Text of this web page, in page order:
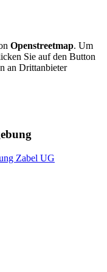
Openstreetmap. Um
Sie auf den Button
an Drittanbieter
Zabel UG